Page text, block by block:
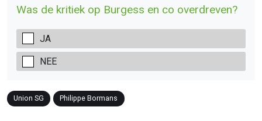
Was de kritiek op Burgess en co overdreven?
JA
NEE
Union SG Philippe Bormans